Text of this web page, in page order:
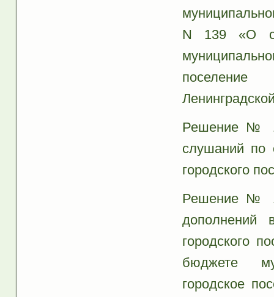
N 139 «О
поселение
Решение №
слушаний по
городского
Решение №
дополнений
городского
бюджете
городское